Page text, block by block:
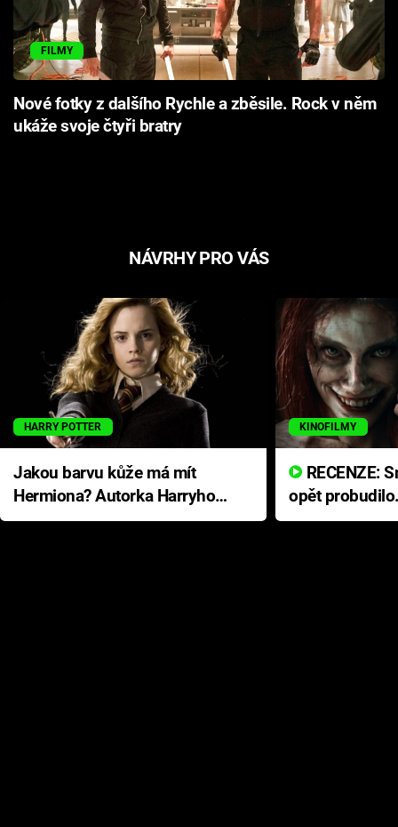
FILMY
Nové fotky z dalšího Rychle a zběsile. Rock v něm
ukáže svoje čtyři bratry
NÁVRHY PRO VÁS
HARRY POTTER
Jakou barvu kůže má mít
Hermiona? Autorka Harryho
Pottera přišla s ráznou
KINOFILMY
opět
přichází s